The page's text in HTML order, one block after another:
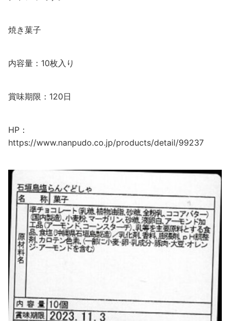
焼き菓子
内容量：10枚入り
賞味期限：120日
HP：
https://www.nanpudo.co.jp/products/detail/99237